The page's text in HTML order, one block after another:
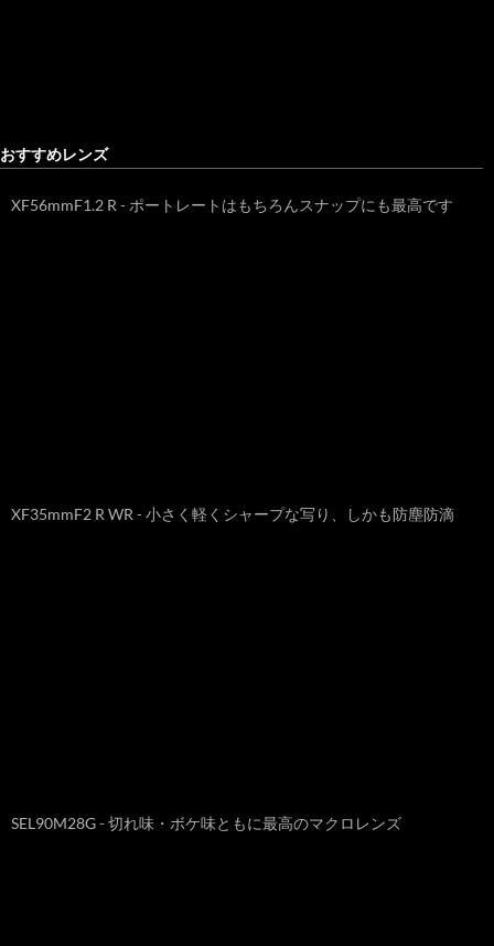
おすすめレンズ
XF56mmF1.2 R - ポートレートはもちろんスナップにも最高です
XF35mmF2 R WR - 小さく軽くシャープな写り、しかも防塵防滴
SEL90M28G - 切れ味・ボケ味ともに最高のマクロレンズ